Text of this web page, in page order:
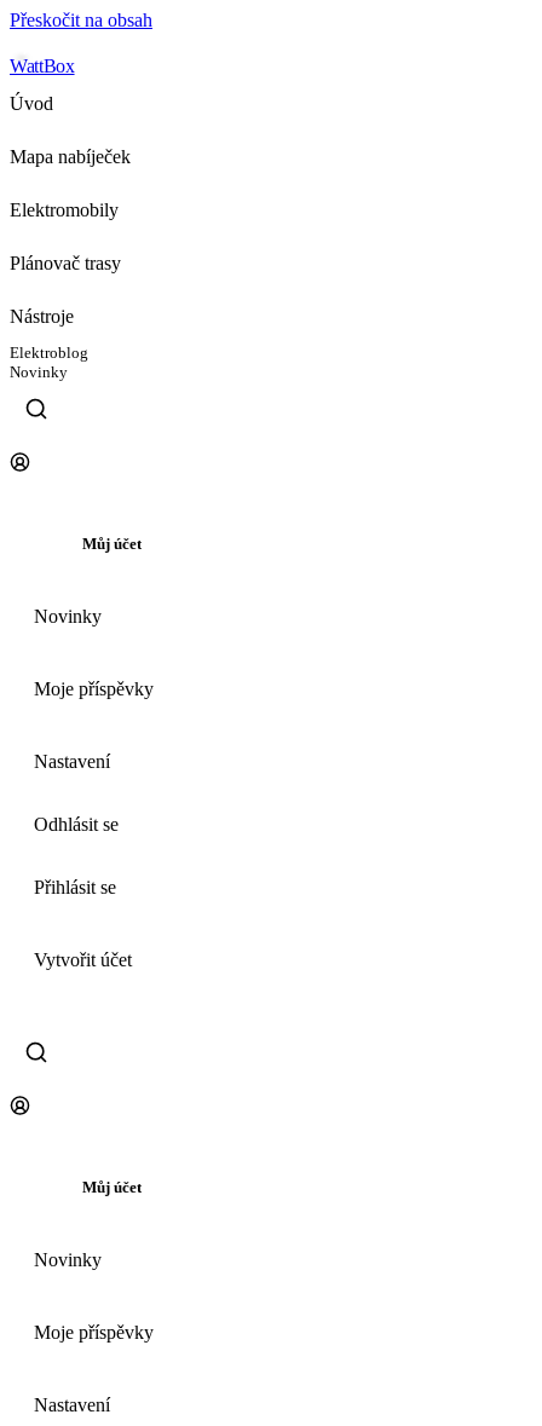
Přeskočit na obsah
WattBox
Úvod
Mapa nabíječek
Elektromobily
Plánovač trasy
Nástroje
Elektroblog
Novinky
Můj účet
Novinky
Moje příspěvky
Nastavení
Odhlásit se
Přihlásit se
Vytvořit účet
Můj účet
Novinky
Moje příspěvky
Nastavení